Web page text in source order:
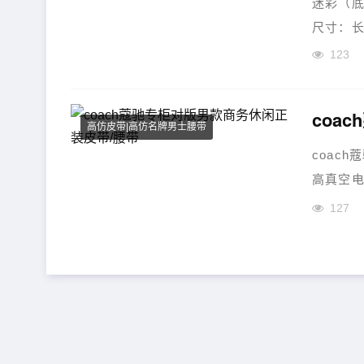
尺寸：
材质：
123
高仿皮带|高仿名牌男士腰带
coach蔻
高真空
127